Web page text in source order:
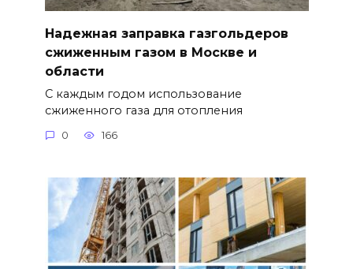
Надежная заправка газгольдеров
сжиженным газом в Москве и
области
С каждым годом использование
сжиженного газа для отопления
0 166